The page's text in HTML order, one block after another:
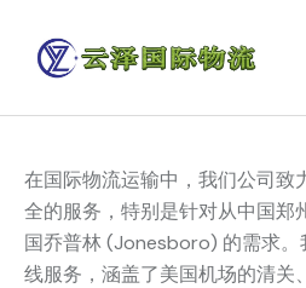
在国际物流运输中，我们公司致
全的服务，特别是针对从中国郑
国乔普林 (Jonesboro) 的需求
线服务，涵盖了美国机场的清关